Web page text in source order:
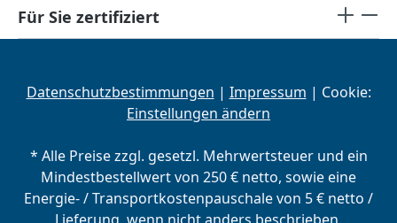
Für Sie zertifiziert
Datenschutzbestimmungen | Impressum | Cookie:
Einstellungen ändern
* Alle Preise zzgl. gesetzl. Mehrwertsteuer und ein
Mindestbestellwert von 250 € netto, sowie eine
Energie- / Transportkostenpauschale von 5 € netto /